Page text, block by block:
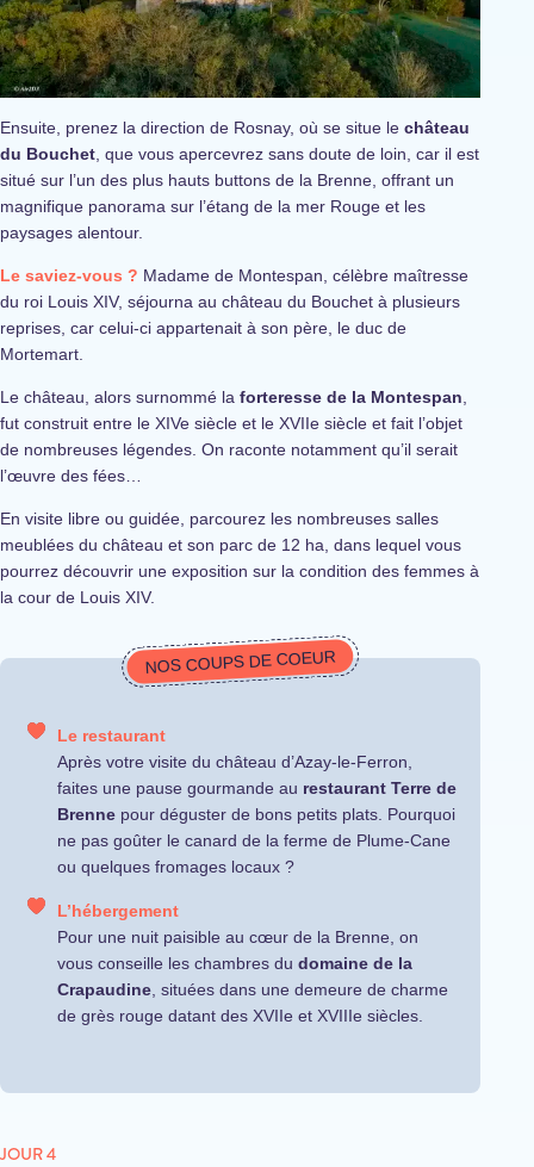
Ensuite, prenez la direction de Rosnay, où se situe le château
du Bouchet, que vous apercevrez sans doute de loin, car il est
situé sur l’un des plus hauts buttons de la Brenne, offrant un
magnifique panorama sur l’étang de la mer Rouge et les
paysages alentour.
Le saviez-vous ? Madame de Montespan, célèbre maîtresse
du roi Louis XIV, séjourna au château du Bouchet à plusieurs
reprises, car celui-ci appartenait à son père, le duc de
Mortemart.
Le château, alors surnommé la forteresse de la Montespan,
fut construit entre le XIVe siècle et le XVIIe siècle et fait l’objet
de nombreuses légendes. On raconte notamment qu’il serait
l’œuvre des fées…
En visite libre ou guidée, parcourez les nombreuses salles
meublées du château et son parc de 12 ha, dans lequel vous
pourrez découvrir une exposition sur la condition des femmes à
la cour de Louis XIV.
NOS COUPS DE COEUR
Le restaurant
Après votre visite du château d’Azay-le-Ferron,
faites une pause gourmande au restaurant Terre de
Brenne pour déguster de bons petits plats. Pourquoi
ne pas goûter le canard de la ferme de Plume-Cane
ou quelques fromages locaux ?
L’hébergement
Pour une nuit paisible au cœur de la Brenne, on
vous conseille les chambres du domaine de la
Crapaudine, situées dans une demeure de charme
de grès rouge datant des XVIIe et XVIIIe siècles.
JOUR 4